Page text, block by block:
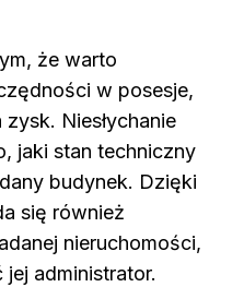
że warto
w posesje,
Niesłychanie
jaki stan techniczny
budynek. Dzięki
się również
nieruchomości,
administrator.